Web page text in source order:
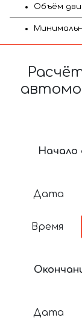
Объём
Начало
Дата
Время
Дата